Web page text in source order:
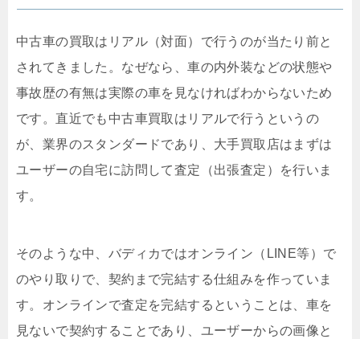
中古車の買取はリアル（対面）で行うのが当たり前と
されてきました。なぜなら、車の内外装などの状態や
事故歴の有無は実際の車を見なければわからないため
です。直近でも中古車買取はリアルで行うというの
が、業界のスタンダードであり、大手買取店はまずは
ユーザーの自宅に訪問して査定（出張査定）を行いま
す。
そのような中、バディカではオンライン（ LINE等）で
のやり取りで、契約まで完結する仕組みを作っていま
す。オンラインで査定を完結するということは、車を
見ないで契約することであり、ユーザーからの画像と